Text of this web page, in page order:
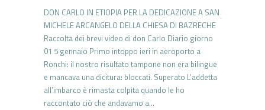
DON CARLO IN ETIOPIA PER LA DEDICAZIONE A SAN
MICHELE ARCANGELO DELLA CHIESA DI BAZRECHE
Raccolta dei brevi video di don Carlo Diario giorno
01 5 gennaio Primo intoppo ieri in aeroporto a
Ronchi: il nostro risultato tampone non era bilingue
e mancava una dicitura: bloccati. Superato L’addetta
all’imbarco è rimasta colpita quando le ho
raccontato ciò che andavamo a…